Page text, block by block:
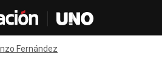
Fernández